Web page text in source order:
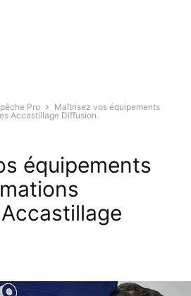
Pro
Maîtrisez vos équipements
Accastillage Diffusion.
équipements